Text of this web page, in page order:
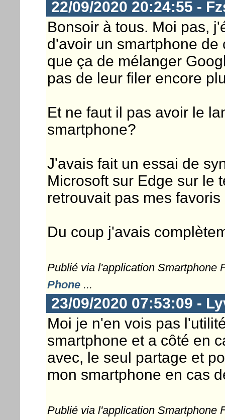
22/09/2020 20:24:55 -
Bonsoir à tous. Moi pas,
d'avoir un smartphone
que ça de mélanger
pas de leur filer encore
Et ne faut il pas avoir le
smartphone?
J'avais fait un essai de
Microsoft sur Edge sur le
retrouvait pas mes favoris
Du coup j'avais
Publié via l'application Smartphone
Phone...
23/09/2020 07:53:09 -
Moi je n'en vois pas
smartphone et a côté en
avec, le seul partage et
mon smartphone en cas
Publié via l'application Smartphone